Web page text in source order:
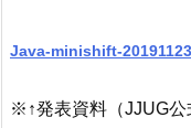
Java-minishift-20191123
※↑発表資料（JJUG公